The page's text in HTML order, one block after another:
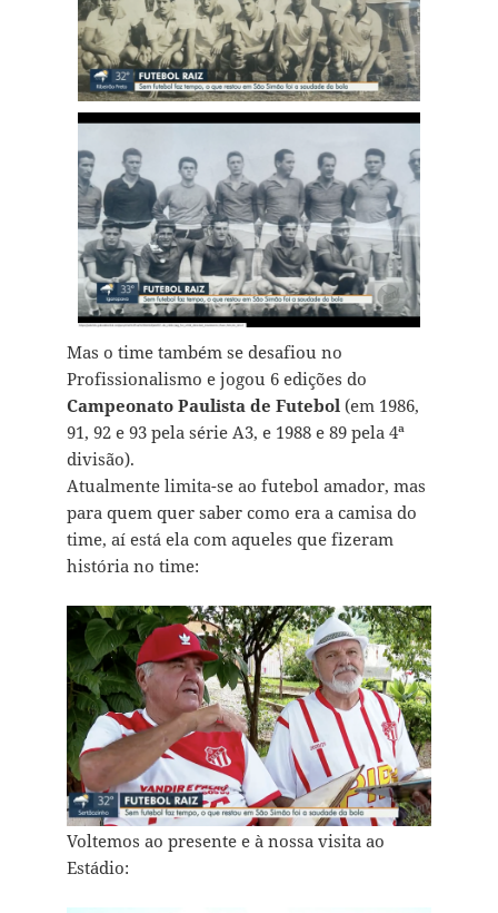
Mas o time também se desafiou no
Profissionalismo e jogou 6 edições do
Campeonato Paulista de Futebol (em 1986,
91, 92 e 93 pela série A3, e 1988 e 89 pela 4ª
divisão).
Atualmente limita-se ao futebol amador, mas
para quem quer saber como era a camisa do
time, aí está ela com aqueles que fizeram
história no time:
Voltemos ao presente e à nossa visita ao
Estádio: